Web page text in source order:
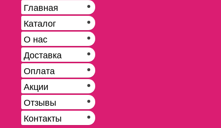
Главная
Каталог
О нас
Доставка
Оплата
Акции
Отзывы
Контакты